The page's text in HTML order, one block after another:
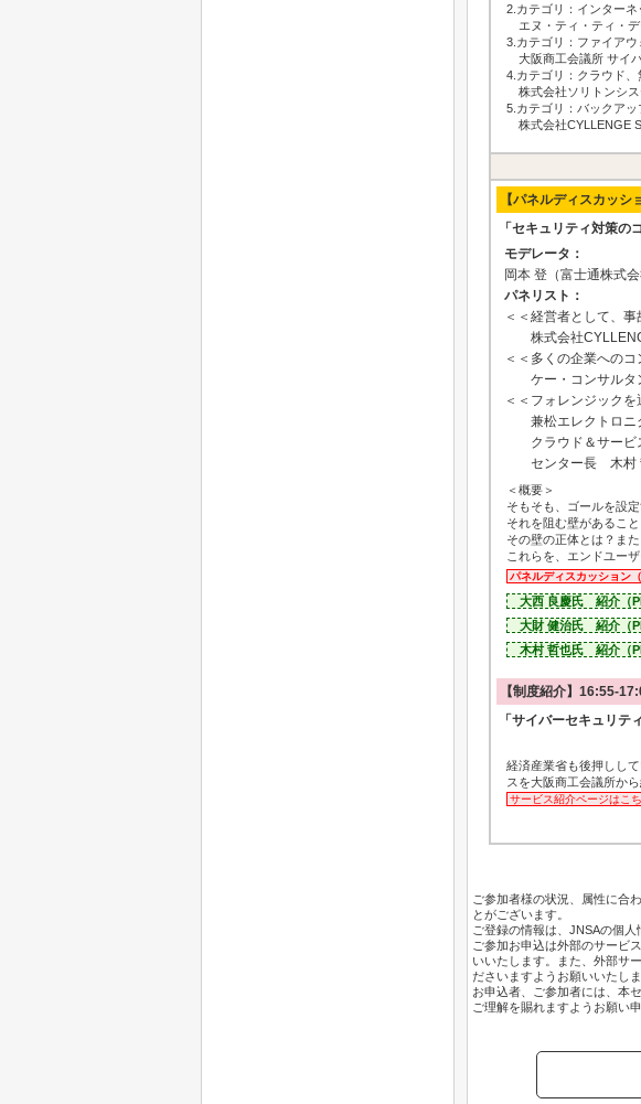
2.カテゴリ：インターネ
エヌ・ティ・ティ・デ
3.カテゴリ：ファイア
大阪商工会議所 サイ
4.カテゴリ：クラウド、
株式会社ソリトンシス
5.カテゴリ：バックアッ
株式会社CYLLENGE
【パネルディスカッシ
「セキュリティ対策の
モデレータ：
岡本 登（富士通株式
パネリスト：
＜＜経営者として、
株式会社
＜＜多くの企業への
ケー・コンサル
＜＜フォレンジック
兼松エレクトロニ
クラウド＆サー
センター長 木村
＜概要＞
そもそも、ゴールを設
それを阻む壁があること
その壁の正体とは？ま
これらを、エンドユー
パネルディスカッション
大西 良慶氏 紹介（
大財 健治氏 紹介（
木村 哲也氏 紹介（
【制度紹介】16:55-
「サイバーセキュリテ
経済産業省も後押しし
スを大阪商工会議所から
サービス紹介ページはこ
ご参加者様の状況、属性に合
とがございます。
ご登録の情報は、 JNSAの個人
ご参加お申込は外部のサービ
いいたします。また、外部サ
ださいますようお願いいたしま
お申込者、ご参加者には、本
ご理解を賜れますようお願い